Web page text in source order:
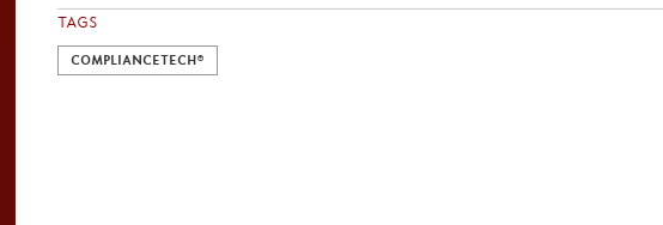
TAGS
COMPLIANCETECH®